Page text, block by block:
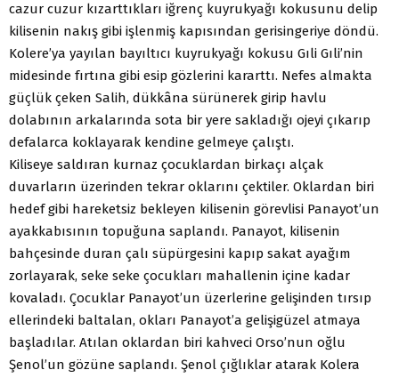
cazur cuzur kızarttıkları iğrenç kuyrukyağı kokusunu delip
kilisenin nakış gibi işlenmiş kapısından gerisingeriye döndü.
Kolere’ya yayılan bayıltıcı kuyrukyağı kokusu Gıli Gıli’nin
midesinde fırtına gibi esip gözlerini kararttı. Nefes almakta
güçlük çeken Salih, dükkâna sürünerek girip havlu
dolabının arkalarında sota bir yere sakladığı ojeyi çıkarıp
defalarca koklayarak kendine gelmeye çalıştı.
Kiliseye saldıran kurnaz çocuklardan birkaçı alçak
duvarların üzerinden tekrar oklarını çektiler. Oklardan biri
hedef gibi hareketsiz bekleyen kilisenin görevlisi Panayot’un
ayakkabısının topuğuna saplandı. Panayot, kilisenin
bahçesinde duran çalı süpürgesini kapıp sakat ayağım
zorlayarak, seke seke çocukları mahallenin içine kadar
kovaladı. Çocuklar Panayot’un üzerlerine gelişinden tırsıp
ellerindeki baltalan, okları Panayot’a gelişigüzel atmaya
başladılar. Atılan oklardan biri kahveci Orso’nun oğlu
Şenol’un gözüne saplandı. Şenol çığlıklar atarak Kolera